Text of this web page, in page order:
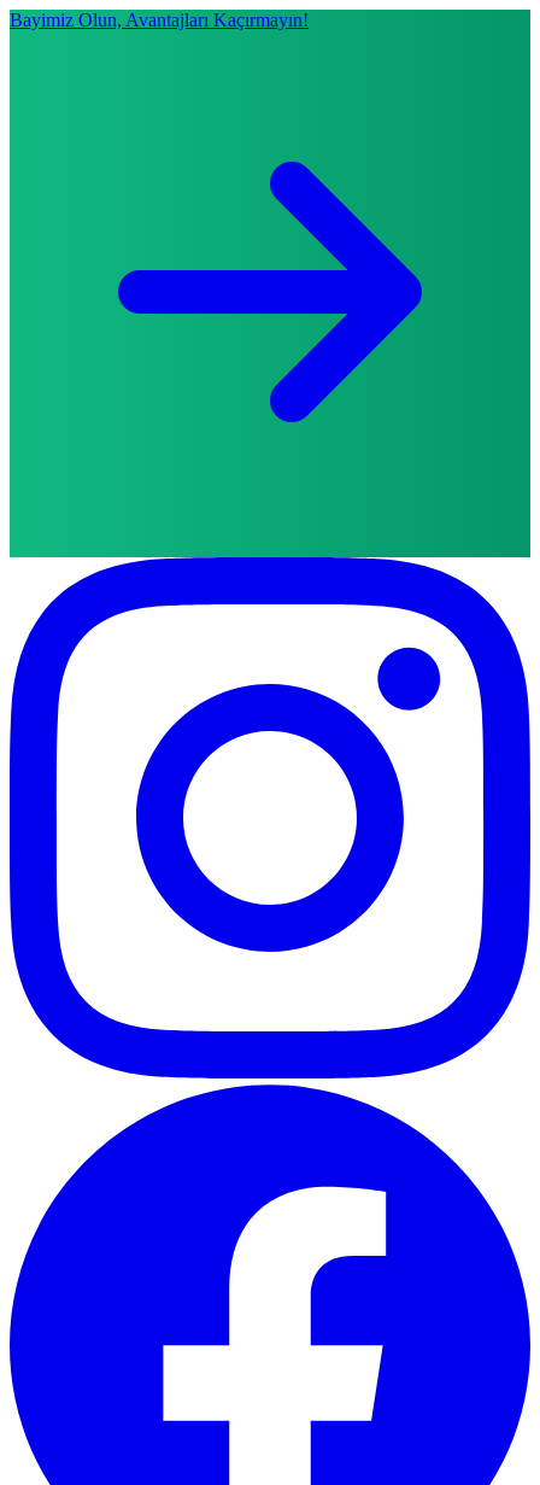
Bayimiz Olun, Avantajları Kaçırmayın!